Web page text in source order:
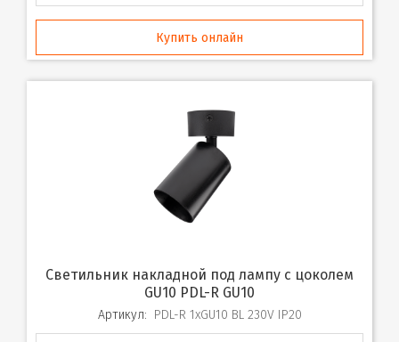
Купить онлайн
Светильник накладной под лампу с цоколем
GU10 PDL-R GU10
Артикул: PDL-R 1xGU10 BL 230V IP20